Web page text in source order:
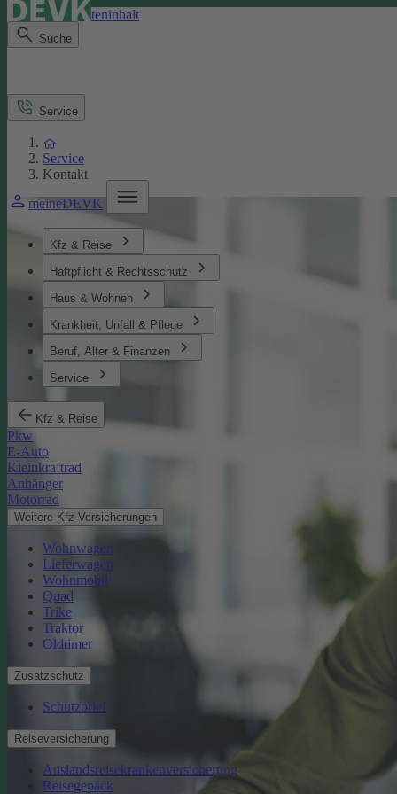
Direkt zum Seiteninhalt
Suche
meineDEVK
Kfz & Reise
Haftpflicht & Rechtsschutz
Haus & Wohnen
Krankheit, Unfall & Pflege
Beruf, Alter & Finanzen
Service
Kfz & Reise
Pkw
E-Auto
Kleinkraftrad
Anhänger
Motorrad
Weitere Kfz-Versicherungen
Wohnwagen
Lieferwagen
Wohnmobil
Quad
Trike
Traktor
Oldtimer
Zusatzschutz
Schutzbrief
Reiseversicherung
Auslandsreisekrankenversicherung
Reisegepäck
Service
Service
Kontakt